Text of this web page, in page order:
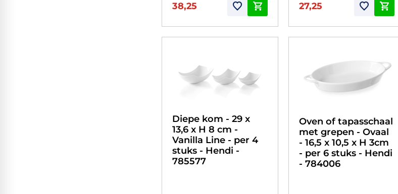
38,25 27,25
Diepe kom - 29 x
13,6 x H 8 cm -
Vanilla Line - per 4
stuks - Hendi -
785577
Oven of tapasschaal
met grepen - Ovaal
- 16,5 x 10,5 x H 3cm
- per 6 stuks - Hendi
- 784006